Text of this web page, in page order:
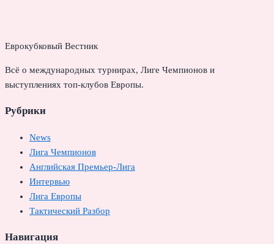
Еврокубковый Вестник
Всё о международных турнирах, Лиге Чемпионов и
выступлениях топ-клубов Европы.
Рубрики
News
Лига Чемпионов
Английская Премьер-Лига
Интервью
Лига Европы
Тактический Разбор
Навигация